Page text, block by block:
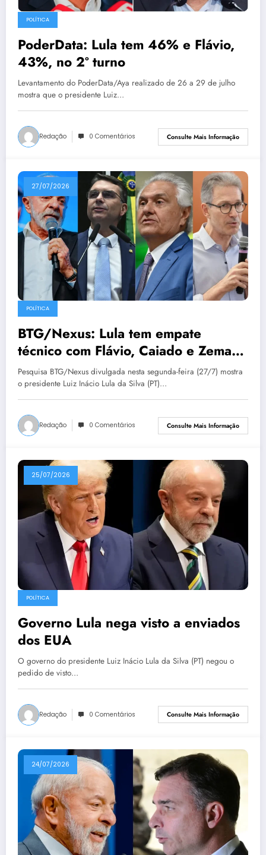
POLÍTICA
PoderData: Lula tem 46% e Flávio,
43%, no 2º turno
Levantamento do PoderData/Aya realizado de 26 a 29 de julho
mostra que o presidente Luiz…
Redação 0 Comentários Consulte Mais Informação
27/07/2026
POLÍTICA
BTG/Nexus: Lula tem empate
técnico com Flávio, Caiado e Zema
no 2º turno
Pesquisa BTG/Nexus divulgada nesta segunda-feira (27/7) mostra
o presidente Luiz Inácio Lula da Silva (PT)…
Redação 0 Comentários Consulte Mais Informação
25/07/2026
POLÍTICA
Governo Lula nega visto a enviados
dos EUA
O governo do presidente Luiz Inácio Lula da Silva (PT) negou o
pedido de visto…
Redação 0 Comentários Consulte Mais Informação
24/07/2026